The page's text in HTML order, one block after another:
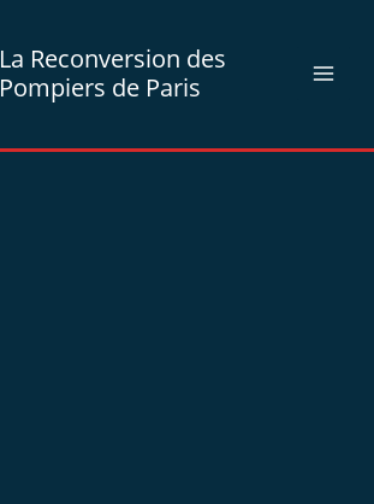
La Reconversion des
Pompiers de Paris